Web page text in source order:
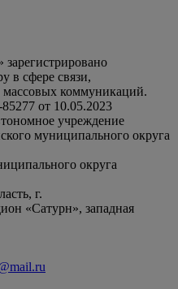
в сфере связи,
коммуникаций.
от 10.05.2023
учреждение
муниципального округа
округа
г.
«Сатурн», западная